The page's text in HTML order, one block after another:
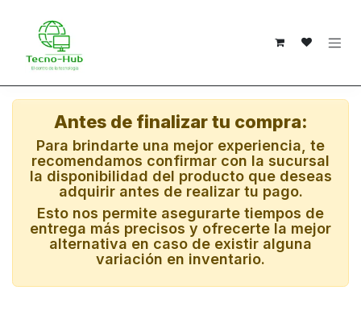
Antes de finalizar tu compra:
Para brindarte una mejor experiencia, te
recomendamos confirmar con la sucursal
la disponibilidad del producto que deseas
adquirir antes de realizar tu pago.
Esto nos permite asegurarte tiempos de
entrega más precisos y ofrecerte la mejor
alternativa en caso de existir alguna
variación en inventario.